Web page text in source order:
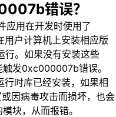
错误？
应用在开发时使用了
户计算机上安装相应版
。如果没有安装这些
发0xc000007b错误。
行时库已经安装，如果相
因病毒攻击而损坏，也会
块，从而报错。